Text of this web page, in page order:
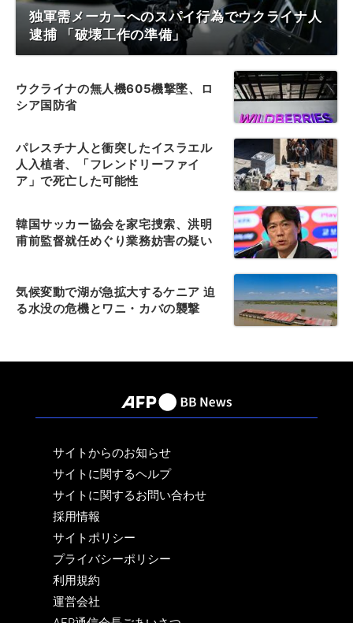
独軍需メーカーへのスパイ行為でウクライナ人
逮捕 「破壊工作の準備」
ウクライナの無人機605機撃墜、ロ
シア国防省
パレスチナ人と衝突したイスラエル
人入植者、「フレンドリーファイ
ア」で死亡した可能性
韓国サッカー協会を家宅捜索、洪明
甫前監督就任めぐり業務妨害の疑い
気候変動で湖が急拡大するケニア 迫
る水没の危機とワニ・カバの襲撃
サイトからのお知らせ
サイトに関するヘルプ
サイトに関するお問い合わせ
採用情報
サイトポリシー
プライバシーポリシー
利用規約
運営会社